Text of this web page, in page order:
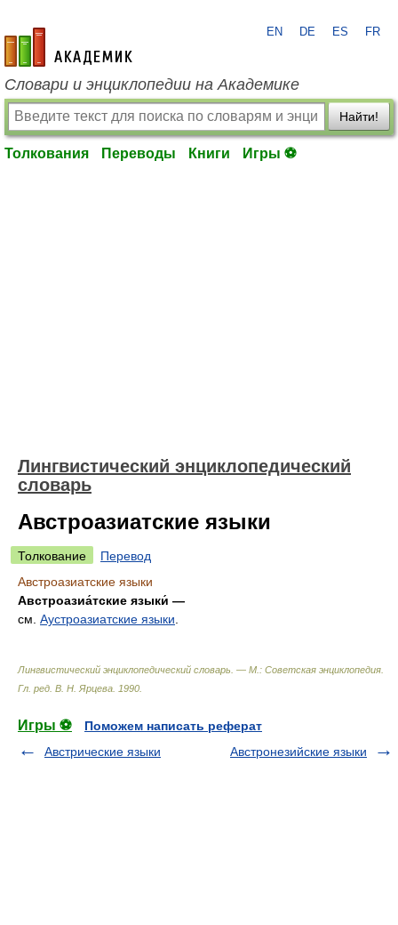
academic.ru
EN DE ES FR
Словари и энциклопедии на Академике
Найти!
Толкования Переводы Книги Игры ⚽
Лингвистический энциклопедический
словарь
Австроазиатские языки
Толкование
Перевод
Австроазиатские языки
Австроазиа́тские языки́ —
см. Аустроазиатские языки
Лингвистический энциклопедический словарь. — М.: Советская энциклопедия
Гл. ред. В. Н. Ярцева 1990
Игры ⚽
Поможем написать реферат
Австрические языки
Австронезийские языки